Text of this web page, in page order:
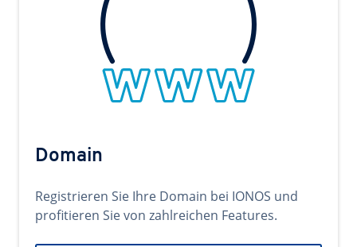
Domain
Registrieren Sie Ihre Domain bei IONOS und
profitieren Sie von zahlreichen Features.